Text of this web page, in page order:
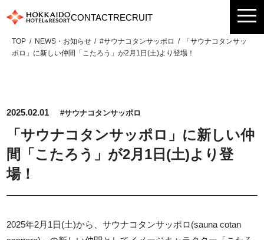
Skip
content
CONTACTRECRUIT
TOP NEWS・お知らせ #サウナコタンサッポロ
「サウナコタンサッ
ポロ」に新しい仲間「こたろう」が2月1日(土)より登場！
2025.02.01 #サウナコタンサッポロ
「サウナコタンサッポロ」に新しい仲
間「こたろう」が2月1日(土)より登
場！
2025年2月1日(土)から、サウナコタンサッポロ(sauna cotan